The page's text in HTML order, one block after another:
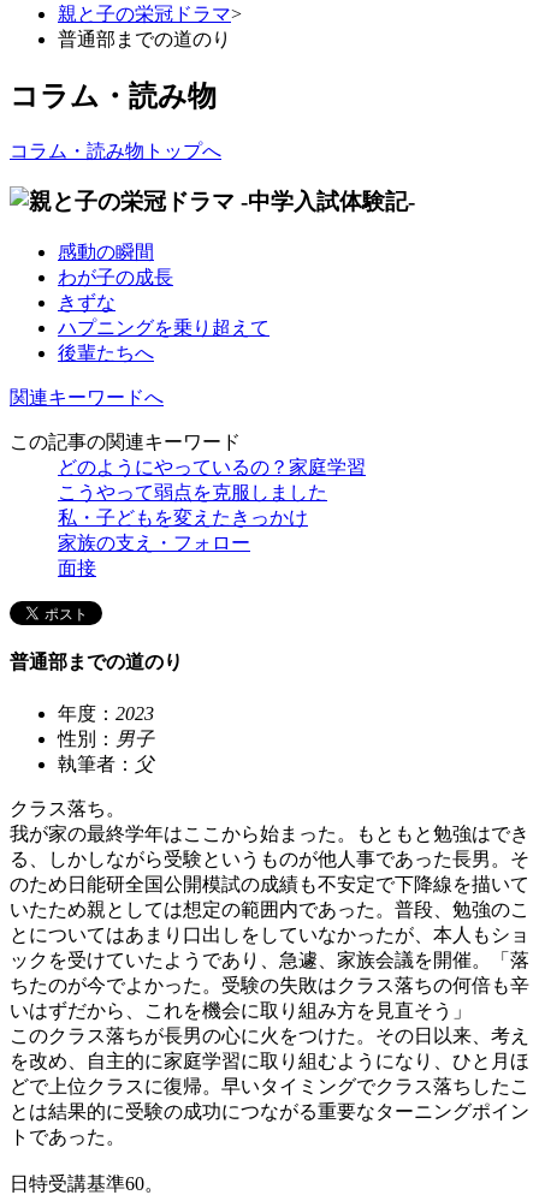
親と子の栄冠ドラマ>
普通部までの道のり
コラム・読み物
コラム・読み物トップへ
感動の瞬間
わが子の成長
きずな
ハプニングを乗り超えて
後輩たちへ
関連キーワードへ
この記事の関連キーワード
どのようにやっているの？家庭学習
こうやって弱点を克服しました
私・子どもを変えたきっかけ
家族の支え・フォロー
面接
普通部までの道のり
年度： 2023
性別： 男子
執筆者： 父
クラス落ち。
我が家の最終学年はここから始まった。もともと勉強はでき
る、しかしながら受験というものが他人事であった長男。そ
のため日能研全国公開模試の成績も不安定で下降線を描いて
いたため親としては想定の範囲内であった。普段、勉強のこ
とについてはあまり口出しをしていなかったが、本人もショ
ックを受けていたようであり、急遽、家族会議を開催。「落
ちたのが今でよかった。受験の失敗はクラス落ちの何倍も辛
いはずだから、これを機会に取り組み方を見直そう」
このクラス落ちが長男の心に火をつけた。その日以来、考え
を改め、自主的に家庭学習に取り組むようになり、ひと月ほ
どで上位クラスに復帰。早いタイミングでクラス落ちしたこ
とは結果的に受験の成功につながる重要なターニングポイン
トであった。
日特受講基準60。